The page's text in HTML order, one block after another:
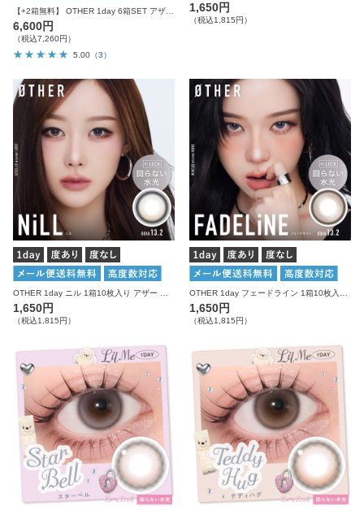
6,600円
（税込7,260円）
5.00 （3）
1,650円
（税込1,815円）
1,650円
（税込1,815円）
1,650円
（税込1,815円）